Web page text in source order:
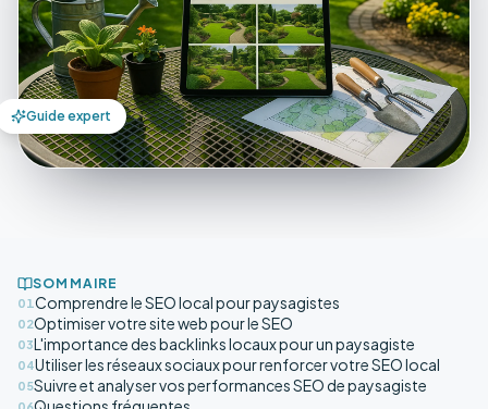
Guide expert
SOMMAIRE
01 Comprendre le SEO local pour paysagistes
02Optimiser votre site web pour le SEO
03L'importance des backlinks locaux pour un paysagiste
04Utiliser les réseaux sociaux pour renforcer votre SEO local
05Suivre et analyser vos performances SEO de paysagiste
06